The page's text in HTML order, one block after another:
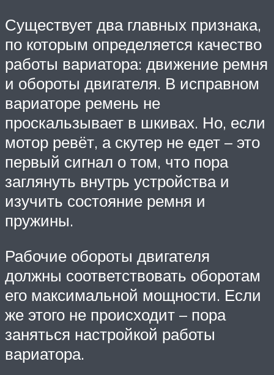
Существует два главных признака,
по которым определяется качество
работы вариатора: движение ремня
и обороты двигателя. В исправном
вариаторе ремень не
проскальзывает в шкивах. Но, если
мотор ревёт, а скутер не едет – это
первый сигнал о том, что пора
заглянуть внутрь устройства и
изучить состояние ремня и
пружины.
Рабочие обороты двигателя
должны соответствовать оборотам
его максимальной мощности. Если
же этого не происходит – пора
заняться настройкой работы
вариатора.